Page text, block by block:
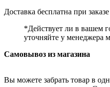
Доставка бесплатна при
*Действует ли в вашем
уточняйте у менеджера
Самовывоз из магазина
Вы можете забрать товар в